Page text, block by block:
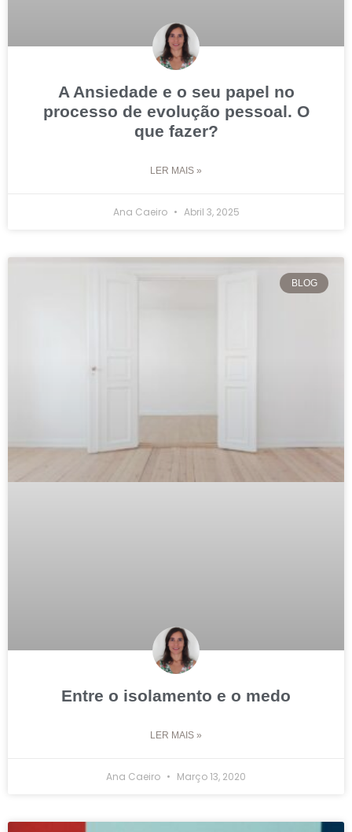
A Ansiedade e o seu papel no
processo de evolução pessoal. O
que fazer?
LER MAIS »
Ana Caeiro Abril 3, 2025
BLOG
Entre o isolamento e o medo
LER MAIS »
Ana Caeiro Março 13, 2020